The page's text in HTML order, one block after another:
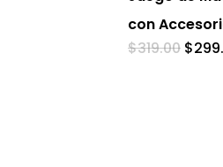
con
$319.00 El
$